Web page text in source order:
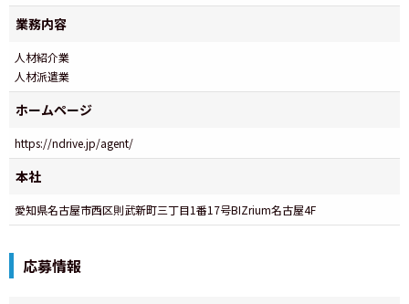
業務内容
人材紹介業
人材派遣業
ホームページ
https://ndrive.jp/agent/
本社
愛知県名古屋市西区則武新町三丁目1番17号BIZrium名古屋4F
応募情報